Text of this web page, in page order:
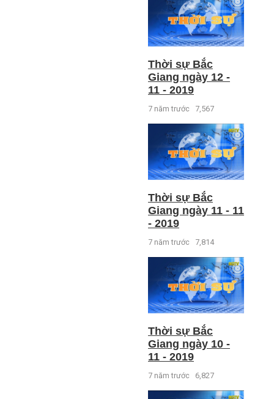
Thời sự Bắc
Giang ngày 12 -
11 - 2019
7 năm trước 7,567
Thời sự Bắc
Giang ngày 11 - 11
- 2019
7 năm trước 7,814
Thời sự Bắc
Giang ngày 10 -
11 - 2019
7 năm trước 6,827